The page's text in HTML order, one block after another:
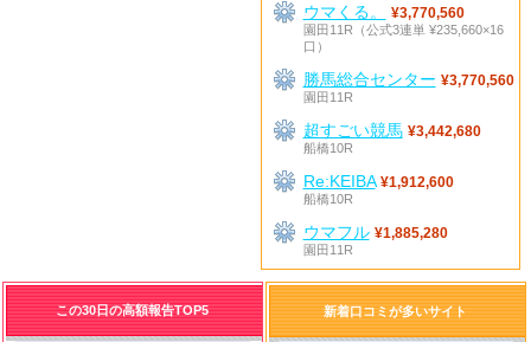
ウマくる。
¥3,770,560
園田11R（公式3連単 ¥235,660×16
口）
勝馬総合センター ¥3,770,560
園田11R
超すごい競馬 ¥3,442,680
船橋10R
Re:KEIBA ¥1,912,600
船橋10R
ウマフル ¥1,885,280
園田11R
この30日の高額報告TOP5 新着口コミが多いサイト